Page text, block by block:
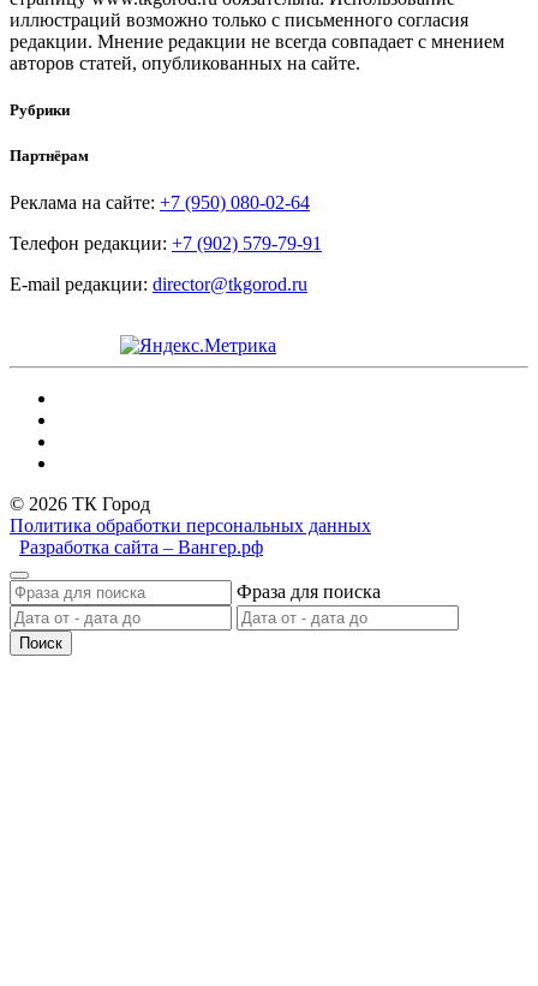
иллюстраций возможно только с письменного согласия
редакции. Мнение редакции не всегда совпадает с мнением
авторов статей, опубликованных на сайте.
Рубрики
Партнёрам
Реклама на сайте: +7 (950) 080-02-64
Телефон редакции: +7 (902) 579-79-91
E-mail редакции: director@tkgorod.ru
© 2026 ТК Город
Политика обработки персональных данных
Разработка сайта – Вангер.рф
Фраза для поиска
Поиск